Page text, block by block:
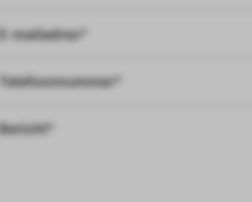
E-mailadres*
Telefoonnummer*
Bericht*